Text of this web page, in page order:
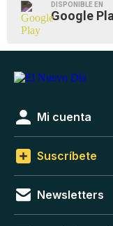
DISPONIBLE EN
Google
Mi cuenta
Suscríbete
Newsletters